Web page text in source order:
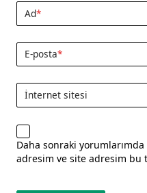
Ad*
E-posta*
İnternet sitesi
Daha sonraki yorumlarımda
adresim ve site adresim bu